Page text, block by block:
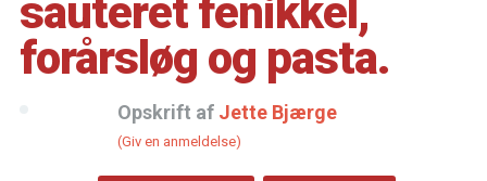
sauteret fenikkel,
forårsløg og pasta.
Opskrift af Jette Bjærge
(Giv en anmeldelse)